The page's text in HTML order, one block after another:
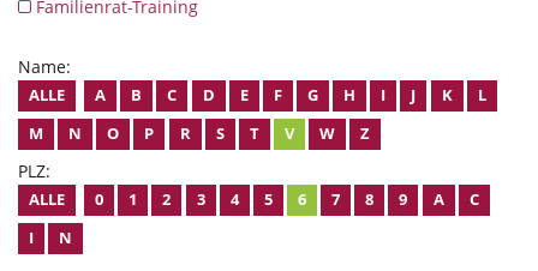
Familienrat-Training
Name:
ALLE A B C D E F G H I J K
L
M
N O P R S T V W Z
PLZ:
ALLE 0 1 2 3 4 5 6 7 8 9 A
C
I
N